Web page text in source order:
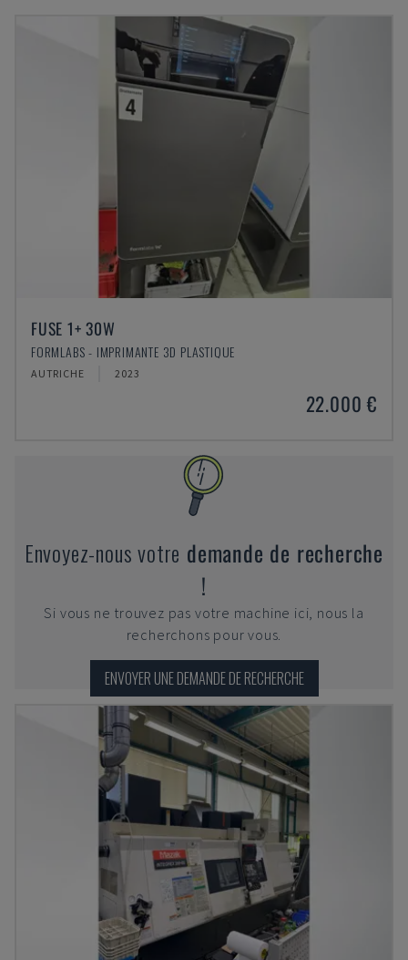
FUSE 1+ 30W
FORMLABS - IMPRIMANTE 3D PLASTIQUE
AUTRICHE 2023
22.000 €
Envoyez-nous votre demande de recherche
!
Si vous ne trouvez pas votre machine ici, nous la
recherchons pour vous.
ENVOYER UNE DEMANDE DE RECHERCHE